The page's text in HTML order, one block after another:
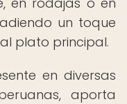
un toque
plato principal.
en diversas
aporta